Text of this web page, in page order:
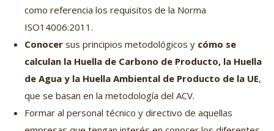
como referencia los requisitos de la Norma
ISO14006:2011.
Conocer sus principios metodológicos y cómo se
calculan la Huella de Carbono de Producto, la Huella
de Agua y la Huella Ambiental de Producto de la UE,
que se basan en la metodología del ACV.
Formar al personal técnico y directivo de aquellas